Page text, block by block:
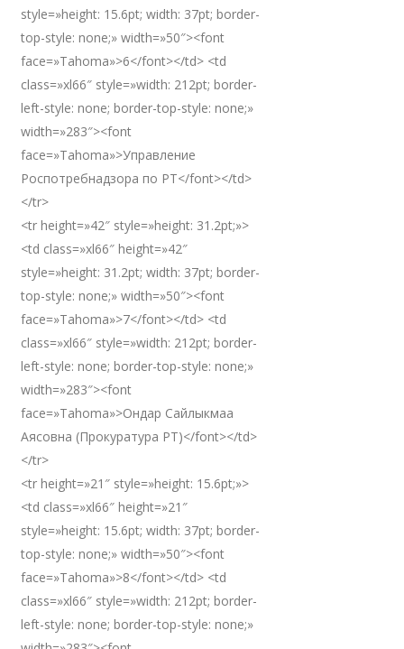
style=»height: 15.6pt; width: 37pt; border-
top-style: none;» width=»50″><font
face=»Tahoma»>6</font></td> <td
class=»xl66″ style=»width: 212pt; border-
left-style: none; border-top-style: none;»
width=»283″><font
face=»Tahoma»>Управление
Роспотребнадзора по РТ</font></td>
</tr>
<tr height=»42″ style=»height: 31.2pt;»>
<td class=»xl66″ height=»42″
style=»height: 31.2pt; width: 37pt; border-
top-style: none;» width=»50″><font
face=»Tahoma»>7</font></td> <td
class=»xl66″ style=»width: 212pt; border-
left-style: none; border-top-style: none;»
width=»283″><font
face=»Tahoma»>Ондар Сайлыкмаа
Аясовна (Прокуратура РТ)</font></td>
</tr>
<tr height=»21″ style=»height: 15.6pt;»>
<td class=»xl66″ height=»21″
style=»height: 15.6pt; width: 37pt; border-
top-style: none;» width=»50″><font
face=»Tahoma»>8</font></td> <td
class=»xl66″ style=»width: 212pt; border-
left-style: none; border-top-style: none;»